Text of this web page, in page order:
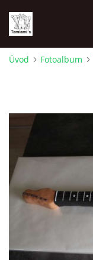
VRHY
NAŠI ŠAMPIÓNI
FOTOALBUM
Úvod Fotoalbum